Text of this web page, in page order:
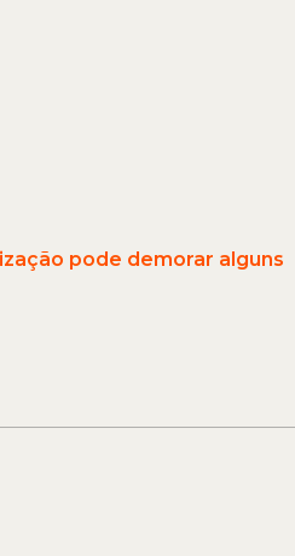
pode demorar alguns